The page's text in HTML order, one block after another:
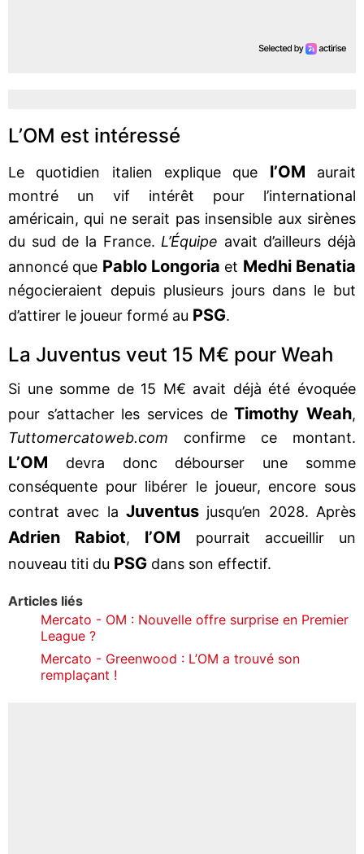
L’OM est intéressé
Le quotidien italien explique que l’OM
aurait
montré un vif intérêt pour l’international
américain, qui ne serait pas insensible aux sirènes
du sud de la France. L’Équipe avait d’ailleurs déjà
annoncé que Pablo Longoria et Medhi Benatia
négocieraient depuis plusieurs jours dans le but
d’attirer le joueur formé au PSG.
La Juventus veut 15 M€ pour Weah
Si une somme de 15 M€ avait déjà été évoquée
pour s’attacher les services deTimothy Weah,
Tuttomercatoweb.com confirme ce montant.
L’OM
devra donc débourser une somme
conséquente pour libérer le joueur, encore sous
contrat avec la Juventus jusqu’en 2028. Après
Adrien Rabiot, l’OM
pourrait accueillir un
nouveau titi du PSG dans son effectif.
Articles liés
Mercato - OM : Nouvelle offre surprise en Premier
League ?
Mercato - Greenwood : L’OM a trouvé son
remplaçant !